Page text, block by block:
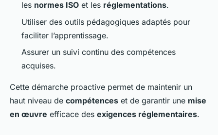
les normes ISO et les réglementations.
Utiliser des outils pédagogiques adaptés pour
faciliter l’apprentissage.
Assurer un suivi continu des compétences
acquises.
Cette démarche proactive permet de maintenir un
haut niveau de compétences et de garantir une mise
en œuvre efficace des exigences réglementaires.